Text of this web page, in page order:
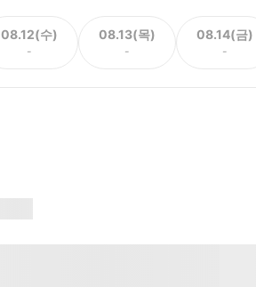
08.12(수)
-
08.13(목)
-
08.14(금)
-